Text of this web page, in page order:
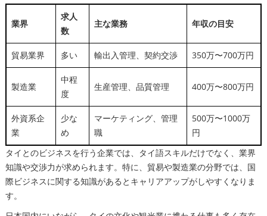
業界
求人
数
主な業務 年収の目安
貿易業界 多い 輸出入管理、契約交渉 350万〜700万円
製造業
中程
度
生産管理、品質管理 400万〜800万円
外資系企
業
少な
め
マーケティング、管理
職
500万〜1000万
円
タイとのビジネスを行う企業では、タイ語スキルだけでなく、業界
知識や交渉力が求められます。特に、貿易や製造業の分野では、国
際ビジネスに関する知識があるとキャリアアップがしやすくなりま
す。